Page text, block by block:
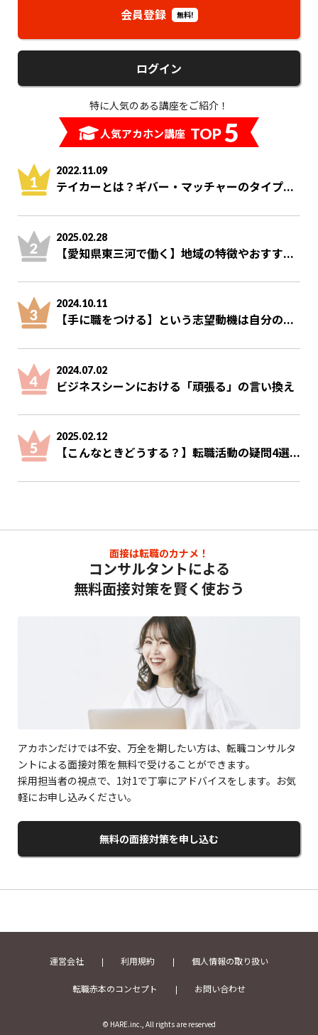
会員登録 無料!
ログイン
特に人気のある講座をご紹介！
人気アカホン講座 TOP5
2022.11.09
テイカーとは？ギバー・マッチャーのタイプ...
2025.02.28
【愛知県東三河で働く】地域の特徴やおすす...
2024.10.11
【手に職をつける】という志望動機は自分の...
2024.07.02
ビジネスシーンにおける「頑張る」の言い換え
2025.02.12
【こんなときどうする？】転職活動の疑問4選...
面接は転職のカナメ！
コンサルタントによる
無料面接対策を賢く使おう
アカホンだけでは不安、万全を期したい方は、転職コンサルタ
ントによる面接対策を無料で受けることができます。
採用担当者の視点で、1対1で丁寧にアドバイスをします。お気
軽にお申し込みください。
無料の面接対策を申し込む
運営会社 利用規約 個人情報の取り扱い
転職赤本のコンセプト お問い合わせ
© HARE.inc., All rights are reserved